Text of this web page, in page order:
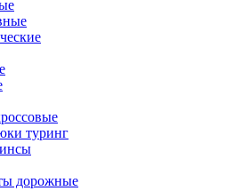
туринг
дорожные